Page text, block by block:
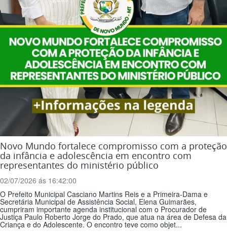
Novo Mundo fortalece compromisso com a proteção
da infância e adolescência em encontro com
representantes do ministério público
02/07/2026 ás 16:42:00
O Prefeito Municipal Casciano Martins Reis e a Primeira-Dama e
Secretária Municipal de Assistência Social, Elena Guimarães,
cumpriram importante agenda institucional com o Procurador de
Justiça Paulo Roberto Jorge do Prado, que atua na área de Defesa da
Criança e do Adolescente. O encontro teve como objet...